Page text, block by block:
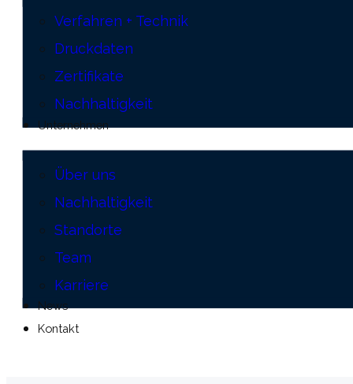
Verfahren + Technik
Druckdaten
Zertifikate
Nachhaltigkeit
Unternehmen
Über uns
Nachhaltigkeit
Standorte
Team
Karriere
News
Kontakt